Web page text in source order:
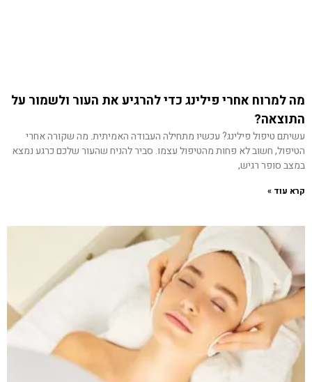
מה למרוח אחרי פילינג כדי להרגיע את העור ולשמור על
התוצאה?
עשיתם טיפול פילינג? עכשיו מתחילה העבודה האמיתית. מה שקורה אחרי
הטיפול, חשוב לא פחות מהטיפול עצמו. סביר להניח שהעור שלכם כרגע נמצא
במצב סופר רגיש,
קרא עוד »